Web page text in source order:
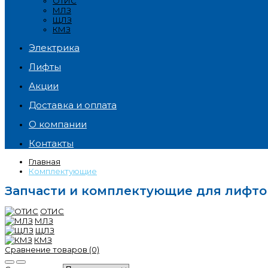
МЛЗ
ЩЛЗ
КМЗ
Электрика
Лифты
Акции
Доставка и оплата
О компании
Контакты
Главная
Комплектующие
Запчасти и комплектующие для
ОТИС
МЛЗ
ЩЛЗ
КМЗ
Сравнение товаров (0)